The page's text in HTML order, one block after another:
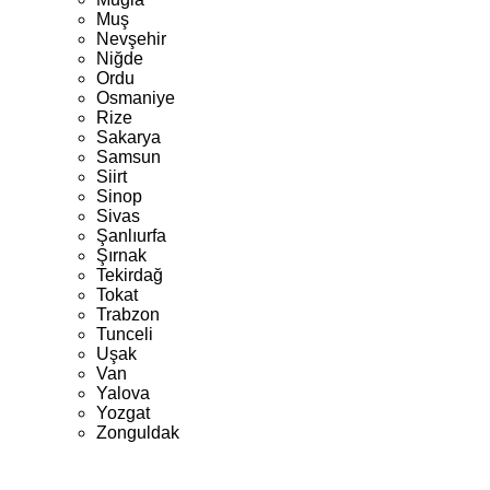
Muş
Nevşehir
Niğde
Ordu
Osmaniye
Rize
Sakarya
Samsun
Siirt
Sinop
Sivas
Şanlıurfa
Şırnak
Tekirdağ
Tokat
Trabzon
Tunceli
Uşak
Van
Yalova
Yozgat
Zonguldak